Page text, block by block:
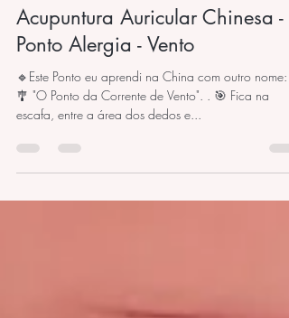
vitalidadeintegrada
19 de mai. de 2023
1 min de leitura
Acupuntura Auricular Chinesa -
Ponto Alergia - Vento
🔹Este Ponto eu aprendi na China com outro nome: .
🎐 "O Ponto da Corrente de Vento". . 🎯 Fica na